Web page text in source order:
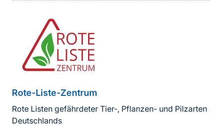
Rote-Liste-Zentrum
Rote Listen gefährdeter Tier-, Pflanzen- und Pilzarten
Deutschlands